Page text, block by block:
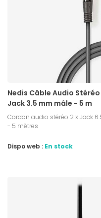
Nedis Câble Audio
Jack 3.5 mm mâle - 5 m
Cordon audio stéréo 2 x Jack
- 5 mètres
Dispo web : En stock